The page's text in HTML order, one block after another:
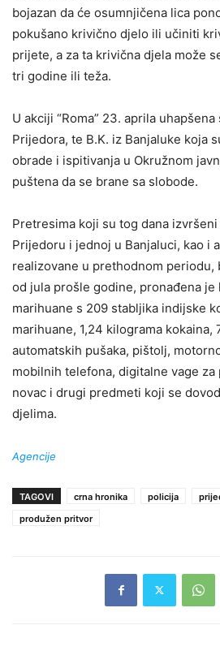
bojazan da će osumnjičena lica
pokušano krivično djelo ili učiniti
prijete, a za ta krivična djela može
tri godine ili teža.
U akciji “Roma” 23. aprila
Prijedora, te B.K. iz Banjaluke koja
obrade i ispitivanja u Okružnom
puštena da se brane sa slobode.
Pretresima koji su tog dana izvršeni
Prijedoru i jednoj u Banjaluci, kao i
realizovane u prethodnom periodu,
od jula prošle godine, pronađena je
marihuane s 209 stabljika indijske
marihuane, 1,24 kilograma kokaina,
automatskih pušaka, pištolj,
mobilnih telefona, digitalne vage
novac i drugi predmeti koji se
djelima.
Agencije
TAGOVI crna hronika policija
produžen pritvor